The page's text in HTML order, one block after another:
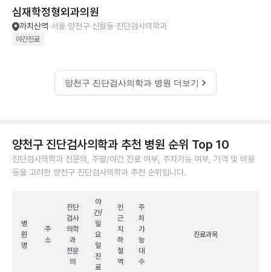
심재학정형외과의원
까치산역 서울 양천구 신월동 진단검사의학과
야간진료
양천구 진단검사의학과 병원 더보기
양천구 진단검사의학과 추천 병원 순위 Top 10
진단검사의학과 전문의, 주말/야간 진료 여부, 주차가능 여부, 가격 및 비용
등을 고려한 양천구 진단검사의학과 추천 순위입니다.
병
원
명
주
소
진단
검사
의학
과
전문
의
야
간/
일
요
일
진
료
인
근
지
하
철
역
주
차
가
능
대
수
진료과목